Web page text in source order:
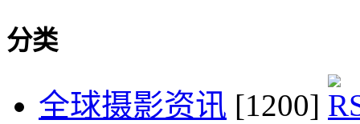
分类
全球摄影资讯 [1200]